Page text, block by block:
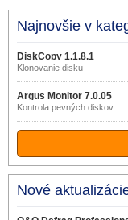
Najnovšie v
DiskCopy 1.1.8.1
Klonovanie disku
Argus Monitor 7.0.05
Kontrola pevných diskov
Nové